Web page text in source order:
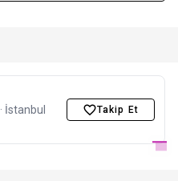
· İstanbul Takip Et